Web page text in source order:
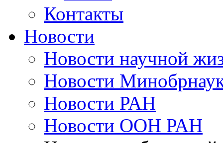
Контакты
Новости
Новости научной
Новости
Новости РАН
Новости ООН РАН